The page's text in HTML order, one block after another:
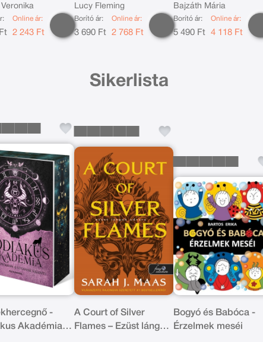
Online ár:
2 243 Ft
Lucy Fleming
Borító ár:
3 690 Ft
Online ár:
2 768 Ft
napjára
Bajzáth Mária
Borító ár:
5 490 Ft
Online ár:
4 118 Ft
Sikerlista
-
Akadémia -
A Court of Silver
Flames – Ezüst lángok
Bogyó és Babóca -
Érzelmek meséi